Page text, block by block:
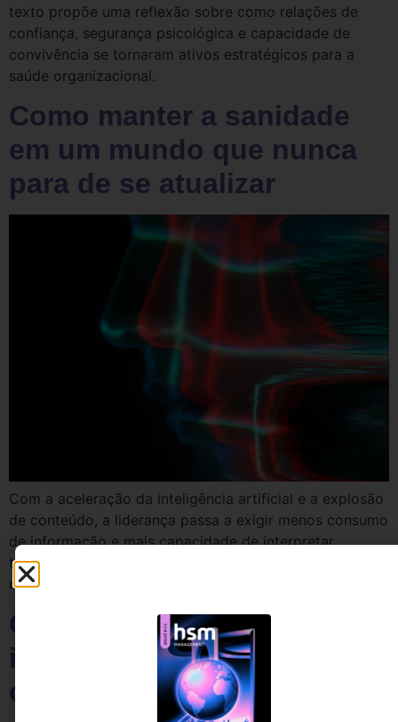
texto propõe uma reflexão sobre como relações de
confiança, segurança psicológica e capacidade de
convivência se tornaram ativos estratégicos para a
saúde organizacional.
Como manter a sanidade
em um mundo que nunca
para de se atualizar
Com a aceleração da inteligência artificial e a explosão
de conteúdo, a liderança passa a exigir menos consumo
de informação e mais capacidade de interpretar
tendências, conectar contextos e tomar decisões em
meio à complexidade.
O capital de risco e a nova
infraestrutura da saúde
corporativa